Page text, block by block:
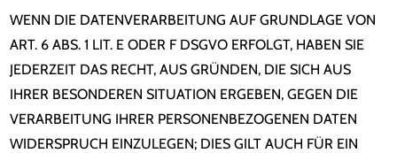
WENN DIE DATENVERARBEITUNG AUF GRUNDLAGE VON
ART. 6 ABS. 1 LIT. E ODER F DSGVO ERFOLGT, HABEN SIE
JEDERZEIT DAS RECHT, AUS GRÜNDEN, DIE SICH AUS
IHRER BESONDEREN SITUATION ERGEBEN, GEGEN DIE
VERARBEITUNG IHRER PERSONENBEZOGENEN DATEN
WIDERSPRUCH EINZULEGEN; DIES GILT AUCH FÜR EIN